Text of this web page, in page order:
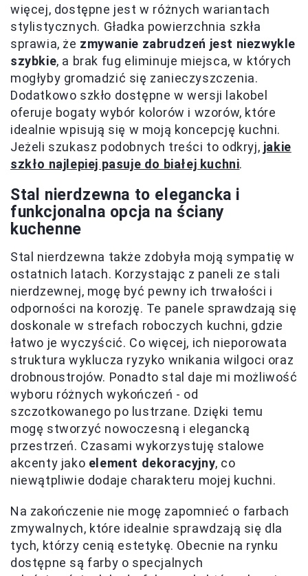
więcej, dostępne jest w różnych wariantach
stylistycznych. Gładka powierzchnia szkła
sprawia, że zmywanie zabrudzeń jest niezwykle
szybkie, a brak fug eliminuje miejsca, w których
mogłyby gromadzić się zanieczyszczenia.
Dodatkowo szkło dostępne w wersji lakobel
oferuje bogaty wybór kolorów i wzorów, które
idealnie wpisują się w moją koncepcję kuchni.
Jeżeli szukasz podobnych treści to odkryj, jakie
szkło najlepiej pasuje do białej kuchni.
Stal nierdzewna to elegancka i
funkcjonalna opcja na ściany
kuchenne
Stal nierdzewna także zdobyła moją sympatię w
ostatnich latach. Korzystając z paneli ze stali
nierdzewnej, mogę być pewny ich trwałości i
odporności na korozję. Te panele sprawdzają się
doskonale w strefach roboczych kuchni, gdzie
łatwo je wyczyścić. Co więcej, ich nieporowata
struktura wyklucza ryzyko wnikania wilgoci oraz
drobnoustrojów. Ponadto stal daje mi możliwość
wyboru różnych wykończeń - od
szczotkowanego po lustrzane. Dzięki temu
mogę stworzyć nowoczesną i elegancką
przestrzeń. Czasami wykorzystuję stalowe
akcenty jako element dekoracyjny, co
niewątpliwie dodaje charakteru mojej kuchni.
Na zakończenie nie mogę zapomnieć o farbach
zmywalnych, które idealnie sprawdzają się dla
tych, którzy cenią estetykę. Obecnie na rynku
dostępne są farby o specjalnych